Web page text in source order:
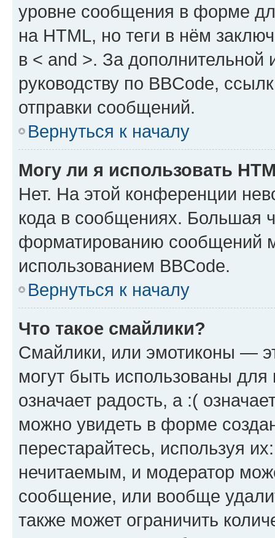
уровне сообщения в форме
на HTML, но теги в нём
в < and >. За
руководству по BBCode,
отправки сообщений.
Вернуться к началу
Могу ли я использовать
Нет. На этой конференции
кода в сообщениях. Большая
форматированию сообщений
использованием BBCode.
Вернуться к началу
Что такое смайлики?
Смайлики, или эмотиконы —
могут быть использованы
означает радость, а :(
можно увидеть в форме
перестарайтесь, используя
нечитаемым, и модератор
сообщение, или вообще
также может ограничить